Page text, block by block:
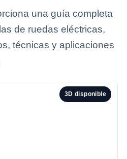
una guía completa
de ruedas eléctricas,
técnicas y aplicaciones
3D disponible